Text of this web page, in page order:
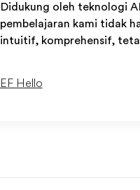
Didukung oleh teknologi
pembelajaran kami tidak
intuitif, komprehensif,
EF Hello